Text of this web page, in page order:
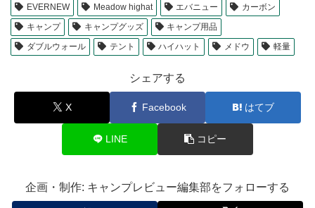
EVERNEW
Meadow highat エバニュー
カーボン
キャンプ
キャンプグッズ
キャンプ用品
ダブルウォール
テント ハイハット メドウ 軽量
シェアする
X Facebook はてブ
LINE コピー
企画・制作: キャンプレビュー編集部をフォローする